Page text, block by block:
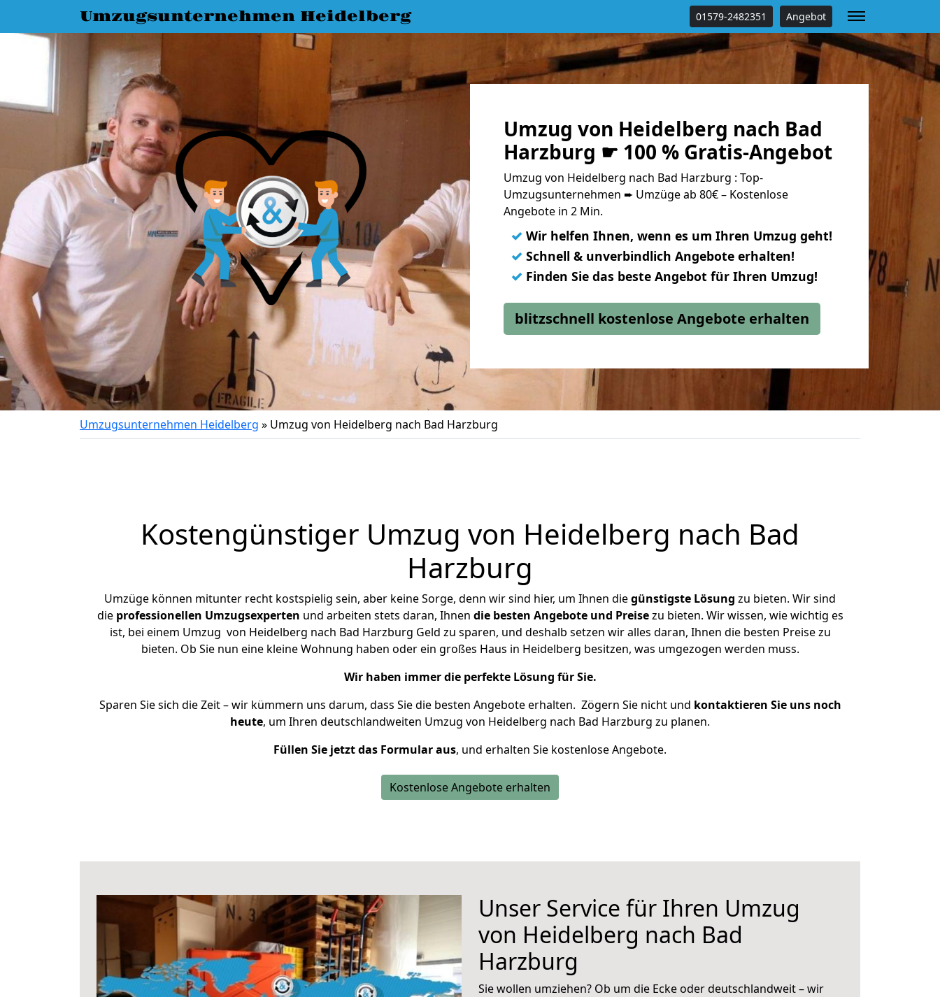
Umzugsunternehmen Heidelberg 01579-2482351 Angebot
Umzug von Heidelberg nach Bad
Harzburg ☛ 100 % Gratis-Angebot
Umzug von Heidelberg nach Bad Harzburg : Top-
Umzugsunternehmen ➨ Umzüge ab 80€ – Kostenlose
Angebote in 2 Min.
✓ Wir helfen Ihnen, wenn es um Ihren Umzug geht!
✓ Schnell & unverbindlich Angebote erhalten!
✓ Finden Sie das beste Angebot für Ihren Umzug!
blitzschnell kostenlose Angebote erhalten
Umzugsunternehmen Heidelberg » Umzug von Heidelberg nach Bad Harzburg
Kostengünstiger Umzug von Heidelberg nach Bad
Harzburg
Umzüge können mitunter recht kostspielig sein, aber keine Sorge, denn wir sind hier, um Ihnen diegünstigste Lösung zu bieten. Wir sind
die professionellen Umzugsexperten und arbeiten stets daran, Ihnen die besten Angebote und Preisezu bieten. Wir wissen, wie wichtig es
ist, bei einem Umzug von Heidelberg nach Bad Harzburg Geld zu sparen, und deshalb setzen wir alles daran, Ihnen die besten Preise zu
bieten. Ob Sie nun eine kleine Wohnung haben oder ein großes Haus in Heidelberg besitzen, was umgezogen werden muss.
Wir haben immer die perfekte Lösung für Sie.
Sparen Sie sich die Zeit – wir kümmern uns darum, dass Sie die besten Angebote erhalten. Zögern Sie nicht und kontaktieren Sie uns noch
heute, um Ihren deutschlandweiten Umzug von Heidelberg nach Bad Harzburg zu planen.
Füllen Sie jetzt das Formular aus, und erhalten Sie kostenlose Angebote.
Kostenlose Angebote erhalten
Unser Service für Ihren Umzug
von Heidelberg nach Bad
Harzburg
Sie wollen umziehen? Ob um die Ecke oder deutschlandweit – wir